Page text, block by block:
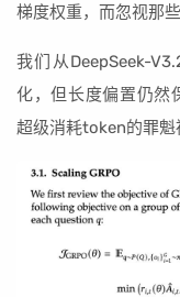
梯度权重，而忽视那
我们从DeepSeek-
化，但长度偏置仍然
超级消耗token的罪魁